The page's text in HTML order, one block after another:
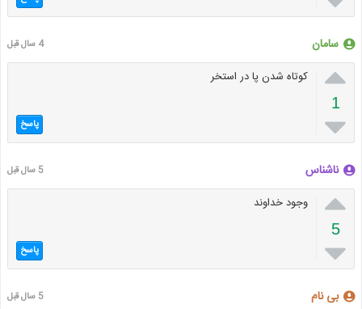
سامان 4 سال قبل

1

کوتاه شدن پا در استخر
پاسخ
ناشناس 5 سال قبل

5

وجود خداوند
پاسخ
بی نام 5 سال قبل